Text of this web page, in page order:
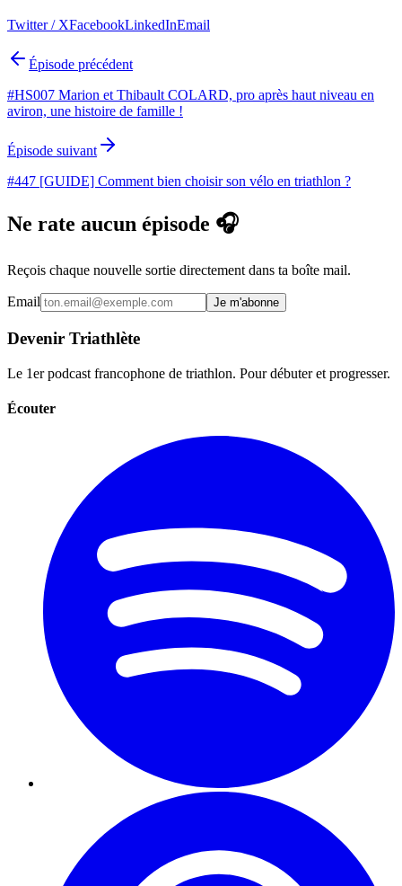
Twitter / XFacebookLinkedInEmail
Épisode précédent
#HS007 Marion et Thibault COLARD, pro après haut niveau en
aviron, une histoire de famille !
Épisode suivant
#447 [GUIDE] Comment bien choisir son vélo en triathlon ?
Ne rate aucun épisode 🎧
Reçois chaque nouvelle sortie directement dans ta boîte mail.
Email Je m'abonne
Devenir Triathlète
Le 1er podcast francophone de triathlon. Pour débuter et progresser.
Écouter